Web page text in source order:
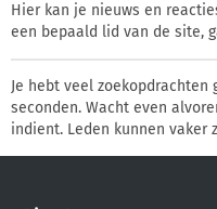
Hier kan je nieuws en
een bepaald lid van de site,
Je hebt veel
seconden. Wacht even
indient. Leden kunnen vaker